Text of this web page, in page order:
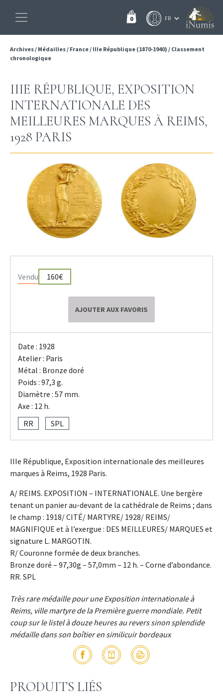
0
Archives/ Médailles/ France/ IIIe République (1870-1940) / Classement
chronologique
IIIE RÉPUBLIQUE, EXPOSITION
INTERNATIONALE DES
MEILLEURES MARQUES À REIMS,
1928 PARIS
Vendu 160€
AJOUTER AUX FAVORIS
Date : 1928
Atelier : Paris
Métal : Bronze doré
Poids : 97,3 g.
Diamètre : 57 mm.
Axe : 12 h.
RR
SPL
IIIe République, Exposition internationale des meilleures
marques à Reims, 1928 Paris.
A/ REIMS. EXPOSITION – INTERNATIONALE. Une bergère
tenant un panier au-devant de la cathédrale de Reims ; dans
le champ : 1918/ CITÉ/ MARTYRE/ 1928/ REIMS/
MAGNIFIQUE et à l’exergue : DES MEILLEURES/ MARQUES et
signature L. MARGOTIN.
R/ Couronne formée de deux branches.
Bronze doré – 97,30g – 57,0mm – 12 h. – Corne d’abondance.
RR. SPL
Très rare médaille pour une Exposition internationale à
Reims, ville martyre de la Première guerre mondiale. Petit
coup sur le listel à douze heures au revers sinon splendide
médaille dans son boîtier en similicuir bordeaux
PRODUITS LIÉS